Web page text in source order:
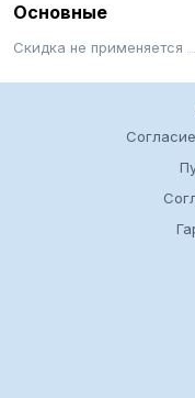
Основные
Скидка не применяется